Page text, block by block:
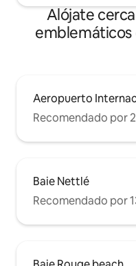
Alójate
emblemáticos
Aeropuerto
Recomendado por
Baie Nettlé
Recomendado por